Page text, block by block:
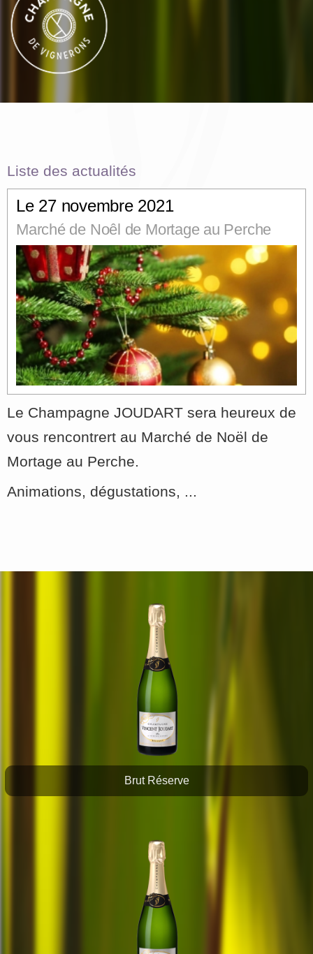
Liste des actualités
Le 27 novembre 2021
Marché de Noêl de Mortage au Perche
Le Champagne JOUDART sera heureux de
vous rencontrert au Marché de Noël de
Mortage au Perche.
Animations, dégustations, ...
Brut Réserve